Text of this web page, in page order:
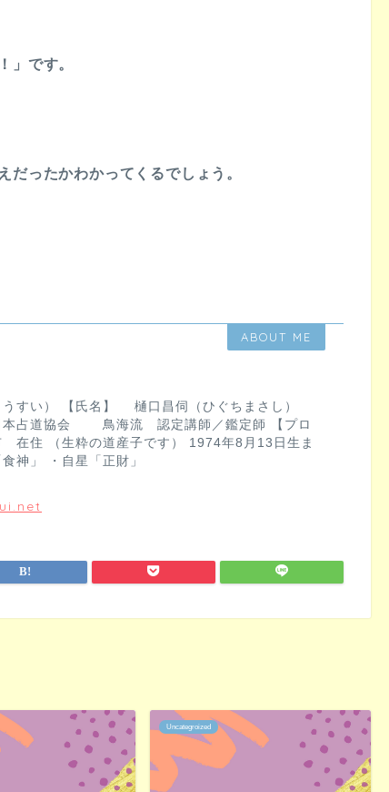
」です。
だったかわかってくるでしょう。
ABOUT ME
すい） 【氏名】 樋口昌伺（ひぐちまさし）
本占道協会 鳥海流 認定講師／鑑定師 【プロ
住 （生粋の道産子です） 1974年8月13日生ま
」 ・自星「正財」
Uncategroized